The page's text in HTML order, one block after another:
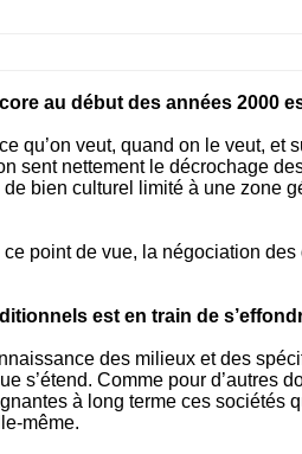
au début des années 2000
qu’on veut, quand on le veut,
sent nettement le décrochage
bien culturel limité à une
point de vue, la négociation
est en train de
des milieux et des
s’étend. Comme pour
à long terme ces
même.